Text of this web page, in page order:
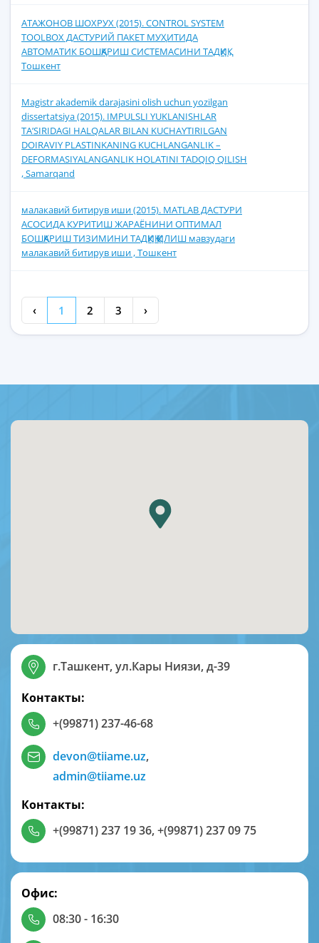
АТАЖОНОВ ШОХРУХ (2015). CONTROL SYSTEM
TOOLBOX ДАСТУРИЙ ПАКЕТ МУҲИТИДА
АВТОМАТИК БОШҚАРИШ СИСТЕМАСИНИ ТАДҚИҚ ,
Тошкент
Magistr akademik darajasini olish uchun yozilgan
dissertatsiya (2015). IMPULSLI YUKLANISHLAR
TA’SIRIDAGI HALQALAR BILAN KUCHAYTIRILGAN
DOIRAVIY PLASTINKANING KUCHLANGANLIK –
DEFORMASIYALANGANLIK HOLATINI TADQIQ QILISH
, Samarqand
малакавий битирув иши (2015). MATLAB ДАСТУРИ
АСОСИДА КУРИТИШ ЖАРАЁНИНИ ОПТИМАЛ
БОШҚАРИШ ТИЗИМИНИ ТАДҚИҚ ҚИЛИШ мавзудаги
малакавий битирув иши , Тошкент
‹ 1 2 3 ›
г.Ташкент, ул.Кары Ниязи, д-39
Контакты:
+(99871) 237-46-68
devon@tiiame.uz,
admin@tiiame.uz
Контакты:
+(99871) 237 19 36,+(99871) 237 09 75
Офис:
08:30 - 16:30